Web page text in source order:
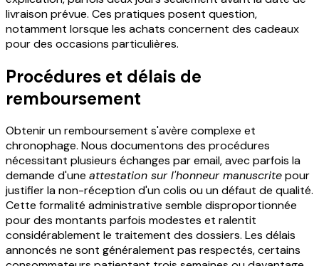
livraison prévue. Ces pratiques posent question,
notamment lorsque les achats concernent des cadeaux
pour des occasions particulières.
Procédures et délais de
remboursement
Obtenir un remboursement s'avère complexe et
chronophage. Nous documentons des procédures
nécessitant plusieurs échanges par email, avec parfois la
demande d'une attestation sur l'honneur manuscritepour
justifier la non-réception d'un colis ou un défaut de qualité.
Cette formalité administrative semble disproportionnée
pour des montants parfois modestes et ralentit
considérablement le traitement des dossiers. Les délais
annoncés ne sont généralement pas respectés, certains